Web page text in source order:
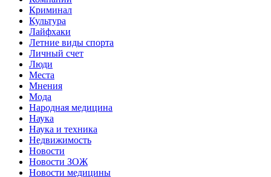
Криминал
Культура
Лайфхаки
Летние виды спорта
Личный счет
Люди
Места
Мнения
Мода
Народная медицина
Наука
Наука и техника
Недвижимость
Новости
Новости ЗОЖ
Новости медицины